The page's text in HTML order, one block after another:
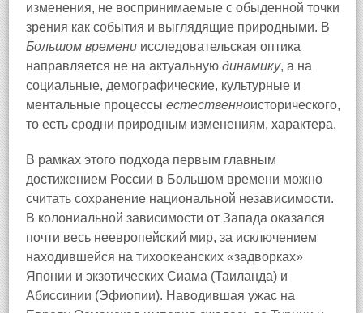
изменения, не воспринимаемые с обыденной точки
зрения как события и выглядящие природными. В
Большом времени исследовательская оптика
направляется не на актуальную динамику, а на
социальные, демографические, культурные и
ментальные процессы естественноисторического,
то есть сродни природным изменениям, характера.
В рамках этого подхода первым главным
достижением России в Большом времени можно
считать сохранение национальной независимости.
В колониальной зависимости от Запада оказался
почти весь неевропейский мир, за исключением
находившейся на тихоокеанских «задворках»
Японии и экзотических Сиама (Таиланда) и
Абиссинии (Эфиопии). Наводившая ужас на